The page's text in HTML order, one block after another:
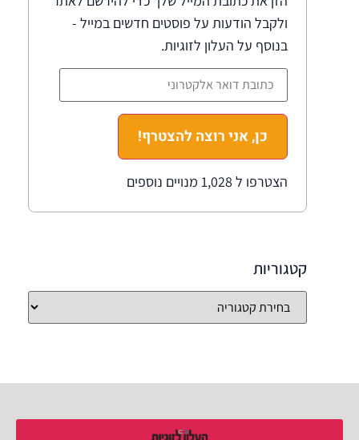
ולקבל הודעות על פוסטים חדשים במייל -
בנוסף על העלון לזוגיות.
כן, אני רוצה להצטרף!
הצטרפו ל 1,028 מנויים נוספים
קטגוריות